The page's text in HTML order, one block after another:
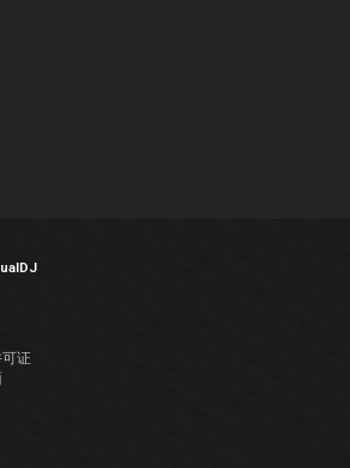
证